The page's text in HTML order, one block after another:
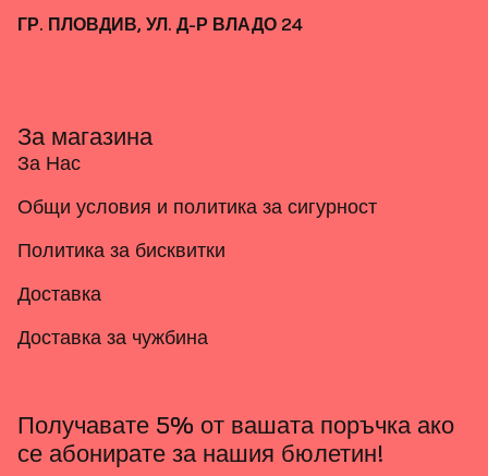
ГР. ПЛОВДИВ, УЛ. Д-Р ВЛАДО 24
За магазина
За Нас
Общи условия и политика за сигурност
Политика за бисквитки
Доставка
Доставка за чужбина
Получавате 5% от вашата поръчка ако
се абонирате за нашия бюлетин!